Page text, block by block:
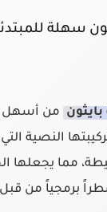
سهلة
من أسهل
النصية
مما يجعلها
برمجياً من